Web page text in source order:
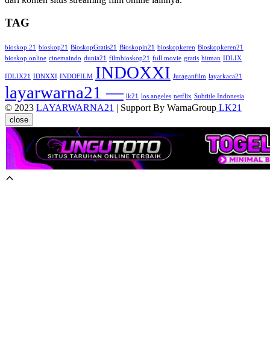
TAG
bioskop 21 bioskop21 BioskopGratis21 Bioskopin21 bioskopkeren Bioskopkeren21
bioskop online cinemaindo dunia21 filmbioskop21 full movie gratis hitman IDLIX
IDLIX21 IDNXXI INDOFILM INDOXXI Juraganfilm layarkaca21
layarwarna21 — lk21 los angeles netflix Subtitle Indonesia
© 2023 LAYARWARNA21 | Support By WarnaGroup LK21
close